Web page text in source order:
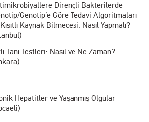
Dirençli Bakterilerde
Genotip’e Göre Tedavi Algoritmaları
Kaynak Bilmecesi: Nasıl Yapmalı?
Tanı Testleri: Nasıl ve Ne Zaman?
Hepatitler ve Yaşanmış Olgular